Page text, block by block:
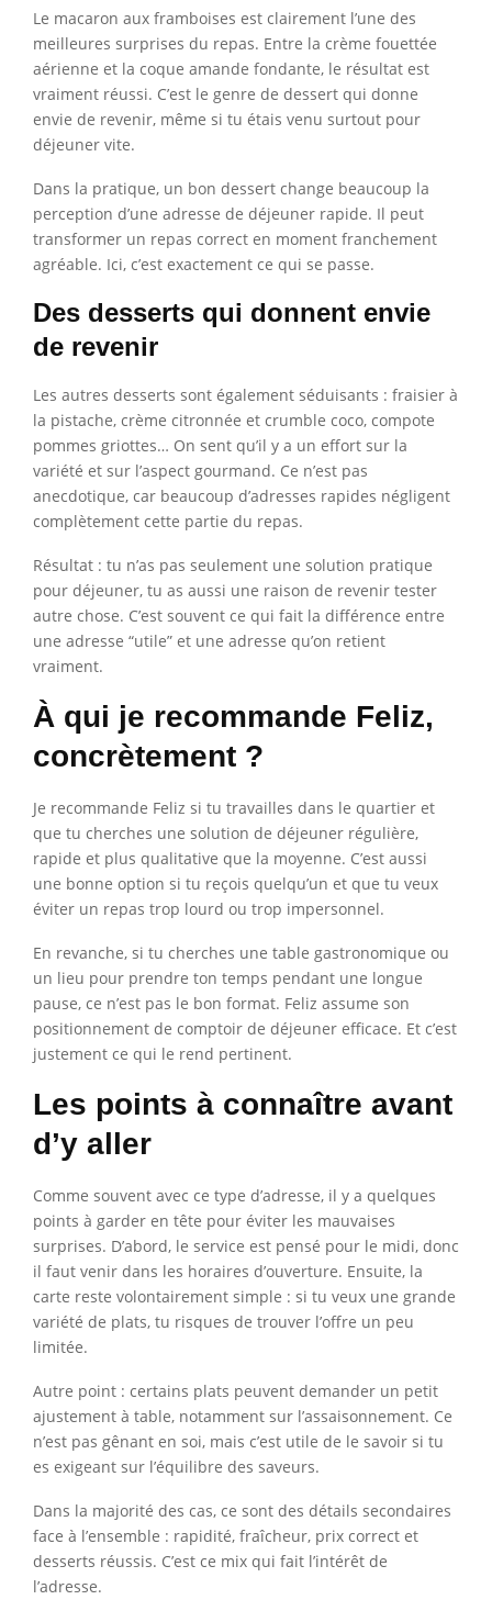
Le macaron aux framboises est clairement l’une des
meilleures surprises du repas. Entre la crème fouettée
aérienne et la coque amande fondante, le résultat est
vraiment réussi. C’est le genre de dessert qui donne
envie de revenir, même si tu étais venu surtout pour
déjeuner vite.
Dans la pratique, un bon dessert change beaucoup la
perception d’une adresse de déjeuner rapide. Il peut
transformer un repas correct en moment franchement
agréable. Ici, c’est exactement ce qui se passe.
Des desserts qui donnent envie
de revenir
Les autres desserts sont également séduisants : fraisier à
la pistache, crème citronnée et crumble coco, compote
pommes griottes… On sent qu’il y a un effort sur la
variété et sur l’aspect gourmand. Ce n’est pas
anecdotique, car beaucoup d’adresses rapides négligent
complètement cette partie du repas.
Résultat : tu n’as pas seulement une solution pratique
pour déjeuner, tu as aussi une raison de revenir tester
autre chose. C’est souvent ce qui fait la différence entre
une adresse “utile” et une adresse qu’on retient
vraiment.
À qui je recommande Feliz,
concrètement ?
Je recommande Feliz si tu travailles dans le quartier et
que tu cherches une solution de déjeuner régulière,
rapide et plus qualitative que la moyenne. C’est aussi
une bonne option si tu reçois quelqu’un et que tu veux
éviter un repas trop lourd ou trop impersonnel.
En revanche, si tu cherches une table gastronomique ou
un lieu pour prendre ton temps pendant une longue
pause, ce n’est pas le bon format. Feliz assume son
positionnement de comptoir de déjeuner efficace. Et c’est
justement ce qui le rend pertinent.
Les points à connaître avant
d’y aller
Comme souvent avec ce type d’adresse, il y a quelques
points à garder en tête pour éviter les mauvaises
surprises. D’abord, le service est pensé pour le midi, donc
il faut venir dans les horaires d’ouverture. Ensuite, la
carte reste volontairement simple : si tu veux une grande
variété de plats, tu risques de trouver l’offre un peu
limitée.
Autre point : certains plats peuvent demander un petit
ajustement à table, notamment sur l’assaisonnement. Ce
n’est pas gênant en soi, mais c’est utile de le savoir si tu
es exigeant sur l’équilibre des saveurs.
Dans la majorité des cas, ce sont des détails secondaires
face à l’ensemble : rapidité, fraîcheur, prix correct et
desserts réussis. C’est ce mix qui fait l’intérêt de
l’adresse.